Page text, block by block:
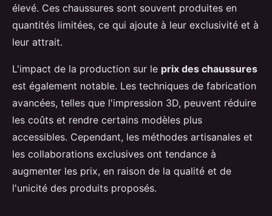
élevé. Ces chaussures sont souvent produites en
quantités limitées, ce qui ajoute à leur exclusivité et à
leur attrait.
L'impact de la production sur le prix des chaussures
est également notable. Les techniques de fabrication
avancées, telles que l'impression 3D, peuvent réduire
les coûts et rendre certains modèles plus
accessibles. Cependant, les méthodes artisanales et
les collaborations exclusives ont tendance à
augmenter les prix, en raison de la qualité et de
l'unicité des produits proposés.